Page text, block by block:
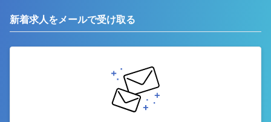
新着求人をメールで受け取る